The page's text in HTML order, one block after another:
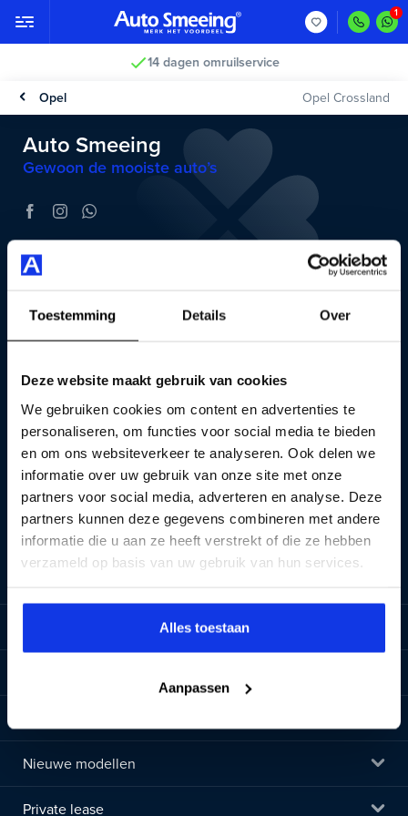
Toestemming Details Over
Deze website maakt gebruik van cookies
We gebruiken cookies om content en advertenties te
personaliseren, om functies voor social media te bieden
en om ons websiteverkeer te analyseren. Ook delen we
informatie over uw gebruik van onze site met onze
partners voor social media, adverteren en analyse. Deze
partners kunnen deze gegevens combineren met andere
informatie die u aan ze heeft verstrekt of die ze hebben
verzameld op basis van uw gebruik van hun services.
Alles toestaan
Aanpassen
14 dagen omruilservice
Opel Opel Crossland
Auto Smeeing
Gewoon de mooiste auto’s
Verkoop
035 603 9999
Auto Smeeing bellen
WhatsApp ons Mail ons
Nieuwe modellen
Private lease